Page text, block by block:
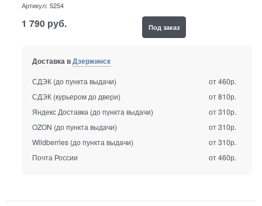
Артикул: 5254
1 790 руб. Под заказ
Доставка вДзержинск
СДЭК (до пункта выдачи)
от 460р.
СДЭК (курьером до двери)
от 810р.
Яндекс Доставка (до пункта выдачи)
от 310р.
OZON (до пункта выдачи)
от 310р.
Wildberries (до пункта выдачи)
от 310р.
Почта России
от 460р.